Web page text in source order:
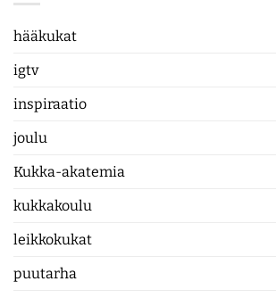
hääkukat
igtv
inspiraatio
joulu
Kukka-akatemia
kukkakoulu
leikkokukat
puutarha